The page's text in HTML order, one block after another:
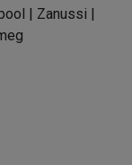
| Zanussi |